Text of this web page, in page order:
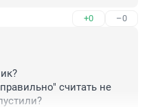
у них не
+0 –0
считать не